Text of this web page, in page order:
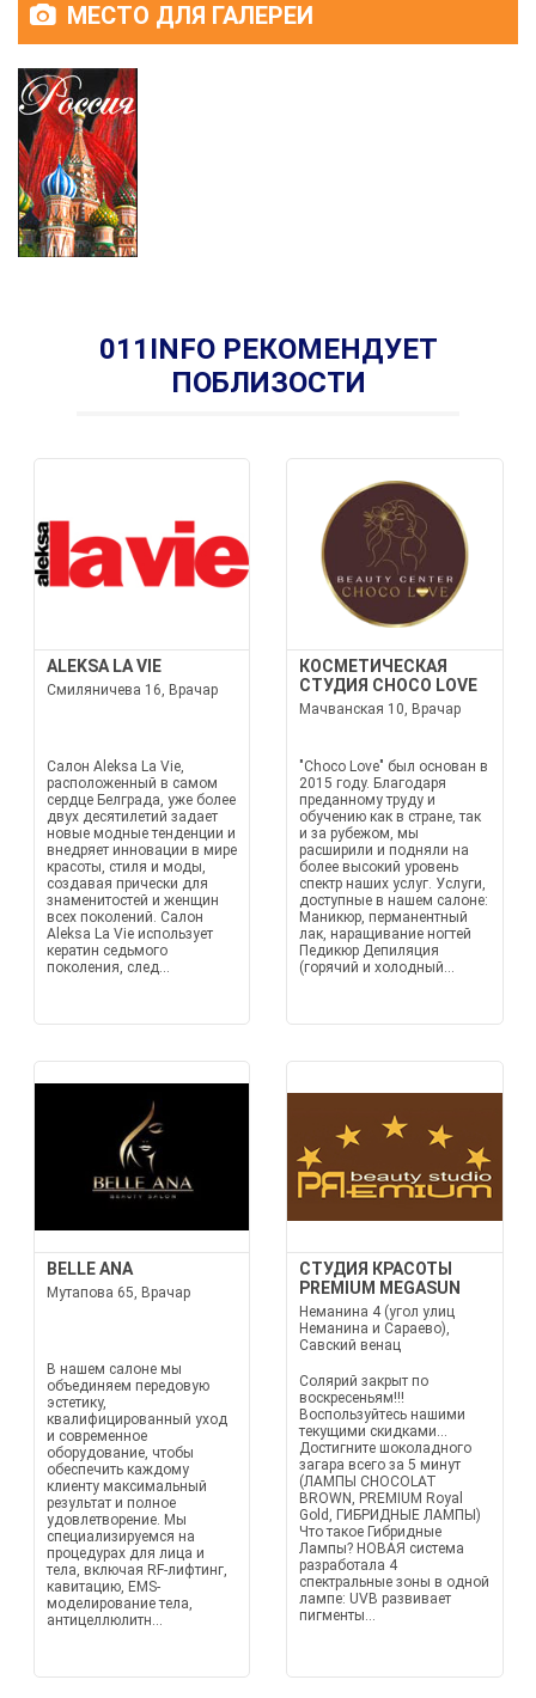
МЕСТО ДЛЯ ГАЛЕРЕИ
011INFO РЕКОМЕНДУЕТ
ПОБЛИЗОСТИ
ALEKSA LA VIE
Смиляничева 16, Врачар
Салон Aleksa La Vie,
расположенный в самом
сердце Белграда, уже более
двух десятилетий задает
новые модные тенденции и
внедряет инновации в мире
красоты, стиля и моды,
создавая прически для
знаменитостей и женщин
всех поколений. Салон
Aleksa La Vie использует
кератин седьмого
поколения, след...
КОСМЕТИЧЕСКАЯ
СТУДИЯ CHOCO LOVE
Мачванская 10, Врачар
"Choco Love" был основан в
2015 году. Благодаря
преданному труду и
обучению как в стране, так
и за рубежом, мы
расширили и подняли на
более высокий уровень
спектр наших услуг. Услуги,
доступные в нашем салоне:
Маникюр, перманентный
лак, наращивание ногтей
Педикюр Депиляция
(горячий и холодный...
BELLE ANA
Мутапова 65, Врачар
В нашем салоне мы
объединяем передовую
эстетику,
квалифицированный уход
и современное
оборудование, чтобы
обеспечить каждому
клиенту максимальный
результат и полное
удовлетворение. Мы
специализируемся на
процедурах для лица и
тела, включая RF-лифтинг,
кавитацию, EMS-
моделирование тела,
антицеллюлитн...
СТУДИЯ КРАСОТЫ
PREMIUM MEGASUN
Неманина 4 (угол улиц
Неманина и Сараево),
Савский венац
Солярий закрыт по
воскресеньям!!!
Воспользуйтесь нашими
текущими скидками...
Достигните шоколадного
загара всего за 5 минут
(ЛАМПЫ CHOCOLAT
BROWN, PREMIUM Royal
Gold, ГИБРИДНЫЕ ЛАМПЫ)
Что такое Гибридные
Лампы? НОВАЯ система
разработала 4
спектральные зоны в одной
лампе: UVB развивает
пигменты...